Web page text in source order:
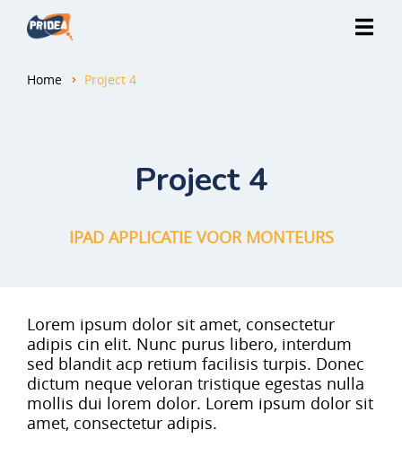
Home Project 4
Project 4
IPAD APPLICATIE VOOR MONTEURS
Lorem ipsum dolor sit amet, consectetur
adipis cin elit. Nunc purus libero, interdum
sed blandit acp retium facilisis turpis. Donec
dictum neque veloran tristique egestas nulla
mollis dui lorem dolor. Lorem ipsum dolor sit
amet, consectetur adipis.